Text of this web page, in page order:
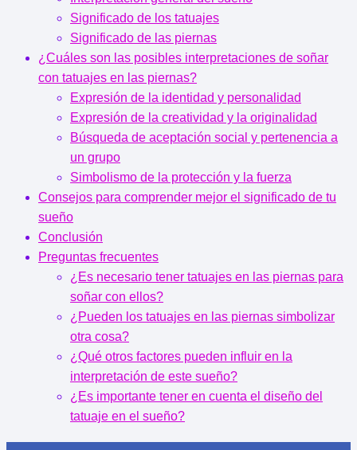
Significado de los tatuajes
Significado de las piernas
¿Cuáles son las posibles interpretaciones de soñar
con tatuajes en las piernas?
Expresión de la identidad y personalidad
Expresión de la creatividad y la originalidad
Búsqueda de aceptación social y pertenencia a
un grupo
Simbolismo de la protección y la fuerza
Consejos para comprender mejor el significado de tu
sueño
Conclusión
Preguntas frecuentes
¿Es necesario tener tatuajes en las piernas para
soñar con ellos?
¿Pueden los tatuajes en las piernas simbolizar
otra cosa?
¿Qué otros factores pueden influir en la
interpretación de este sueño?
¿Es importante tener en cuenta el diseño del
tatuaje en el sueño?